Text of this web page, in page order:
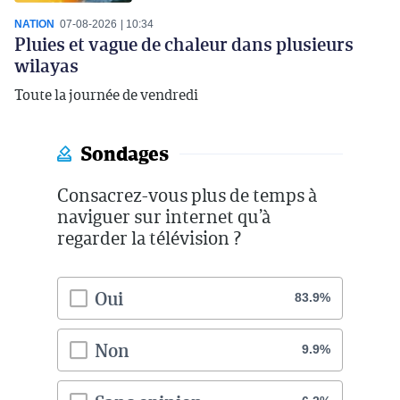
NATION 07-08-2026 10:34
Pluies et vague de chaleur dans plusieurs
wilayas
Toute la journée de vendredi
Sondages
Consacrez-vous plus de temps à
naviguer sur internet qu’à
regarder la télévision ?
Oui 83.9%
Non 9.9%